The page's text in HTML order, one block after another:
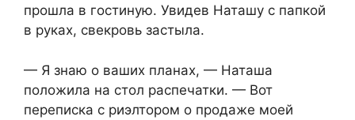
прошла в гостиную. Увидев Наташу с папкой
в руках, свекровь застыла.
— Я знаю о ваших планах, — Наташа
положила на стол распечатки. — Вот
переписка с риэлтором о продаже моей